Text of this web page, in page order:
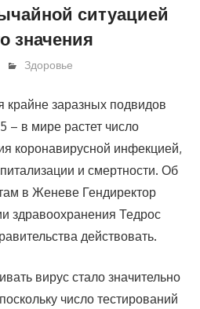
ситуацией
значения
Здоровье
крайне заразных подвидов
– в мире растет число
коронавирусной инфекцией,
и смертности. Об
в Женеве Гендиректор
здравоохранения Тедрос
действовать.
вирус стало значительно
число тестирований